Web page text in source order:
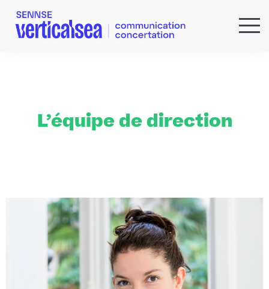
ACTUS & IDÉESL’équipe de direction